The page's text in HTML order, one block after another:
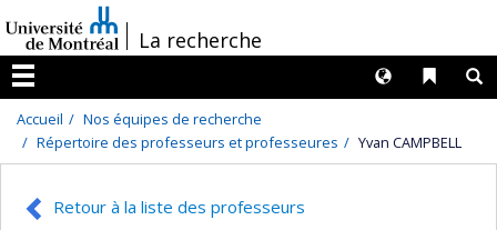
au
contenu
/La recherche
Menu
Liens
Langues
Accueil
Nos équipes de recherche
Répertoire des professeurs et professeures
Yvan CAMPBELL
Retour à la liste des professeurs